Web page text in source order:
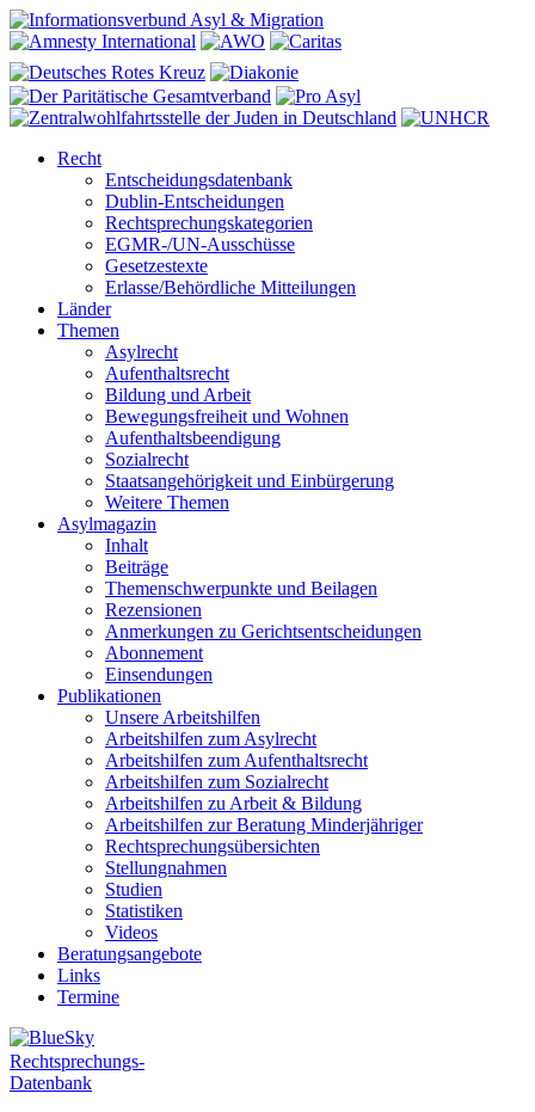
Recht
Entscheidungsdatenbank
Dublin-Entscheidungen
Rechtsprechungskategorien
EGMR-/UN-Ausschüsse
Gesetzestexte
Erlasse/Behördliche Mitteilungen
Länder
Themen
Asylrecht
Aufenthaltsrecht
Bildung und Arbeit
Bewegungsfreiheit und Wohnen
Aufenthaltsbeendigung
Sozialrecht
Staatsangehörigkeit und Einbürgerung
Weitere Themen
Asylmagazin
Inhalt
Beiträge
Themenschwerpunkte und Beilagen
Rezensionen
Anmerkungen zu Gerichtsentscheidungen
Abonnement
Einsendungen
Publikationen
Unsere Arbeitshilfen
Arbeitshilfen zum Asylrecht
Arbeitshilfen zum Aufenthaltsrecht
Arbeitshilfen zum Sozialrecht
Arbeitshilfen zu Arbeit & Bildung
Arbeitshilfen zur Beratung Minderjähriger
Rechtsprechungsübersichten
Stellungnahmen
Studien
Statistiken
Videos
Beratungsangebote
Links
Termine
Rechtsprechungs-
Datenbank